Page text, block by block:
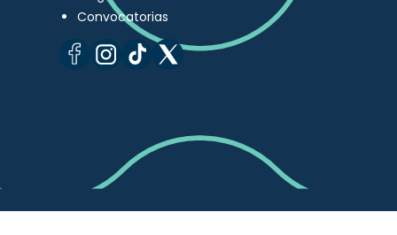
Convocatorias